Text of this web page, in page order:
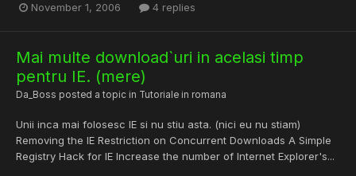
November 1, 2006 4 replies
Mai multe download`uri in acelasi timp
pentru IE. (mere)
Da_Boss posted a topic in Tutoriale in romana
Unii inca mai folosesc IE si nu stiu asta. (nici eu nu stiam)
Removing the IE Restriction on Concurrent Downloads A Simple
Registry Hack for IE Increase the number of Internet Explorer's...